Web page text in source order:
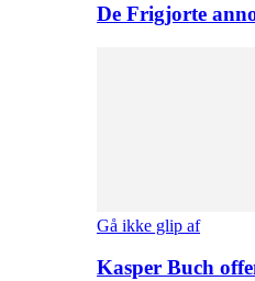
De Frigjorte
Gå ikke glip af
Kasper Buch